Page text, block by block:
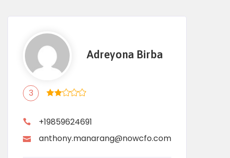
Adreyona Birba
3
+19859624691
anthony.manarang@nowcfo.com